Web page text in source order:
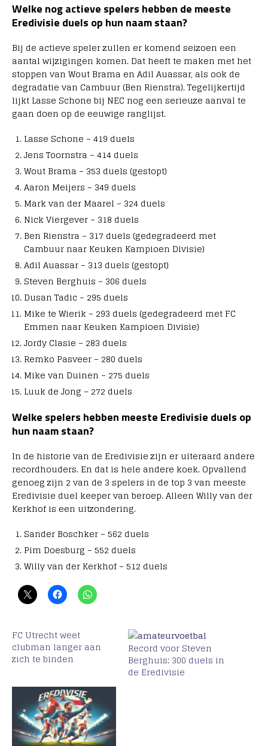
Welke nog actieve spelers hebben de meeste
Eredivisie duels op hun naam staan?
Bij de actieve speler zullen er komend seizoen een
aantal wijzigingen komen. Dat heeft te maken met het
stoppen van Wout Brama en Adil Auassar, als ook de
degradatie van Cambuur (Ben Rienstra). Tegelijkertijd
lijkt Lasse Schone bij NEC nog een serieuze aanval te
gaan doen op de eeuwige ranglijst.
Lasse Schone – 419 duels
Jens Toornstra – 414 duels
Wout Brama – 353 duels (gestopt)
Aaron Meijers – 349 duels
Mark van der Maarel – 324 duels
Nick Viergever – 318 duels
Ben Rienstra – 317 duels (gedegradeerd met
Cambuur naar Keuken Kampioen Divisie)
Adil Auassar – 313 duels (gestopt)
Steven Berghuis – 306 duels
Dusan Tadic – 295 duels
Mike te Wierik – 293 duels (gedegradeerd met FC
Emmen naar Keuken Kampioen Divisie)
Jordy Clasie – 283 duels
Remko Pasveer – 280 duels
Mike van Duinen – 275 duels
Luuk de Jong – 272 duels
Welke spelers hebben meeste Eredivisie duels op
hun naam staan?
In de historie van de Eredivisie zijn er uiteraard andere
recordhouders. En dat is hele andere koek. Opvallend
genoeg zijn 2 van de 3 spelers in de top 3 van meeste
Eredivisie duel keeper van beroep. Alleen Willy van der
Kerkhof is een uitzondering.
Sander Boschker – 562 duels
Pim Doesburg – 552 duels
Willy van der Kerkhof – 512 duels
FC Utrecht weet
clubman langer aan
zich te binden
Record voor Steven
Berghuis: 300 duels in
de Eredivisie